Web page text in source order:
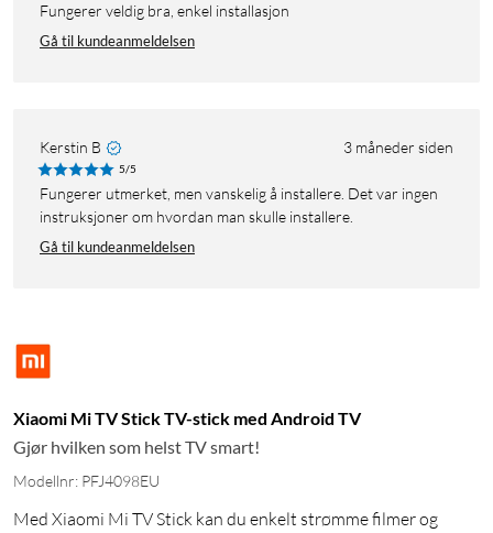
Fungerer veldig bra, enkel installasjon
Gå til kundeanmeldelsen
Kerstin B 3 måneder siden
5/5
Fungerer utmerket, men vanskelig å installere. Det var ingen
instruksjoner om hvordan man skulle installere.
Gå til kundeanmeldelsen
Xiaomi Mi TV Stick TV-stick med Android TV
Gjør hvilken som helst TV smart!
Modellnr: PFJ4098EU
Med Xiaomi Mi TV Stick kan du enkelt strømme filmer og